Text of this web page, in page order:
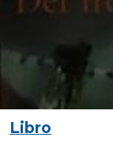
Libro